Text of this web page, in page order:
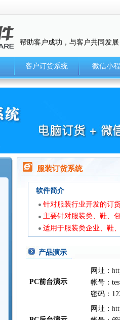
帮助客户成功，与客户共同发
客户订货系统 微信小
服装订货系统
软件简介
针对服装行业开发的订
主要针对服装类、鞋、
适用于服装类企业、鞋
产品演示
PC前台演示
网址：
帐号：
密码：
网址：